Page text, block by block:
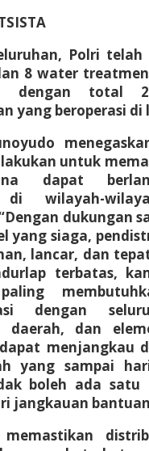
Polri
8 water
dengan total
yang beroperasi di
untuk
dapat
di wilayah-
dukungan
yang siaga,
lancar, dan
terbatas,
dengan
daerah, dan
menjangkau
yang sampai
boleh ada
jangkauan